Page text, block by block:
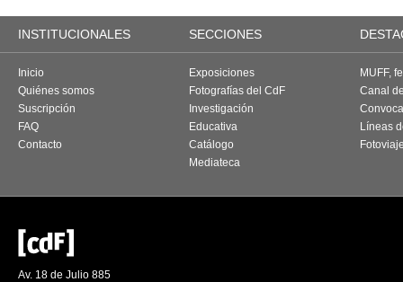
INSTITUCIONALES SECCIONES
Inicio
Quiénes somos
Suscripción
FAQ
Contacto
Exposiciones
Fotografías del CdF
Investigación
Educativa
Catálogo
Mediateca
MUFF,
Canal
Líneas
Av. 18 de Julio 885